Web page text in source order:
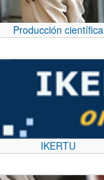
Producción científica
IKERTU